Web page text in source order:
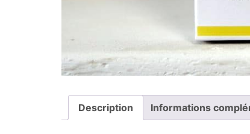
Description Informations